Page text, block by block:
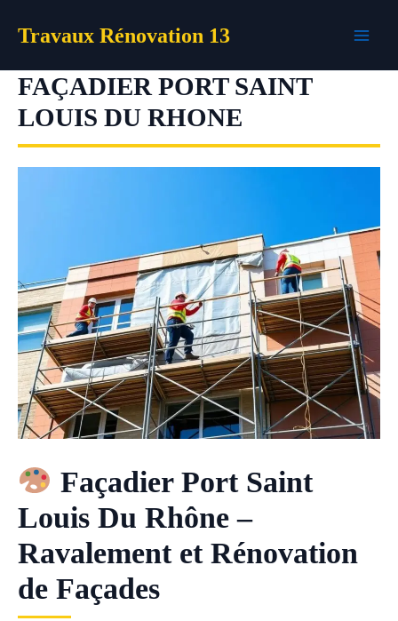
Travaux Rénovation 13
FAÇADIER PORT SAINT
LOUIS DU RHONE
Façadier Port Saint
Louis Du Rhône –
Ravalement et Rénovation
de Façades